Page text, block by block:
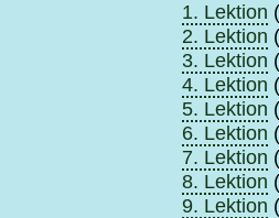
1. Lektion
2. Lektion
3. Lektion
4. Lektion
5. Lektion
6. Lektion
7. Lektion
8. Lektion
9. Lektion